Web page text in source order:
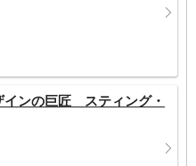
インの巨匠 スティング・